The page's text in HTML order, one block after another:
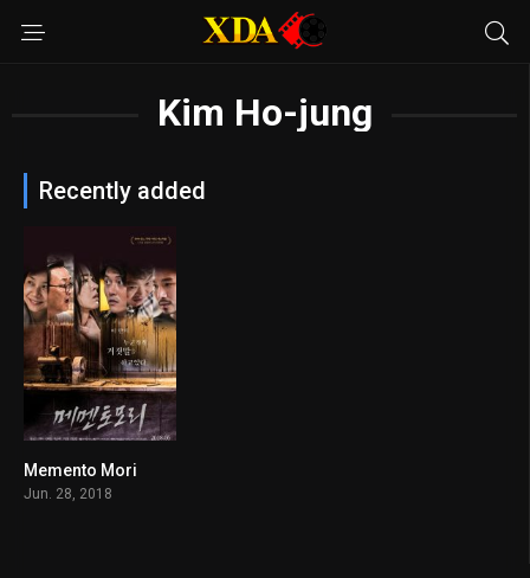
Kim Ho-jung
Recently added
Memento Mori
Jun. 28, 2018